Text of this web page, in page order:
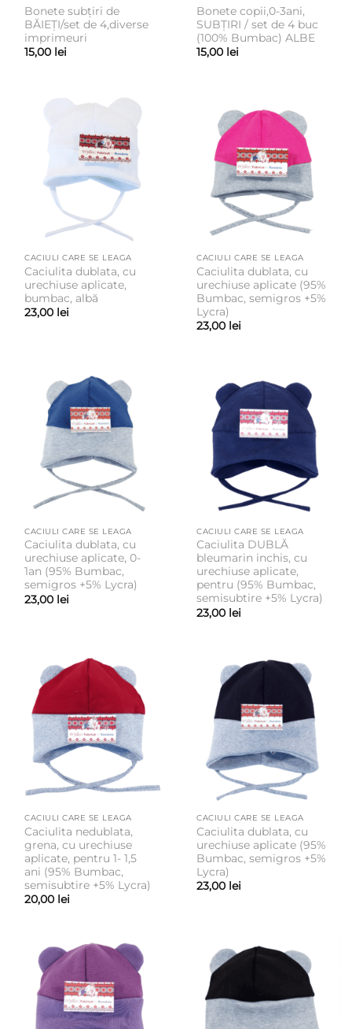
Bonete subțiri de
BĂIEȚI/set de 4,diverse
imprimeuri
15,00 lei
Bonete copii,0-3ani,
SUBȚIRI / set de 4 buc
(100% Bumbac) ALBE
15,00 lei
CACIULI CARE SE LEAGA
Caciulita dublata, cu
urechiuse aplicate,
bumbac, albă
23,00 lei
CACIULI CARE SE LEAGA
Caciulita dublata, cu
urechiuse aplicate (95%
Bumbac, semigros +5%
Lycra)
23,00 lei
CACIULI CARE SE LEAGA
Caciulita dublata, cu
urechiuse aplicate, 0-
1an (95% Bumbac,
semigros +5% Lycra)
23,00 lei
CACIULI CARE SE LEAGA
Caciulita DUBLĂ
bleumarin inchis, cu
urechiuse aplicate,
pentru (95% Bumbac,
semisubtire +5% Lycra)
23,00 lei
CACIULI CARE SE LEAGA
Caciulita nedublata,
grena, cu urechiuse
aplicate, pentru 1- 1,5
ani (95% Bumbac,
semisubtire +5% Lycra)
20,00 lei
CACIULI CARE SE LEAGA
Caciulita dublata, cu
urechiuse aplicate (95%
Bumbac, semigros +5%
Lycra)
23,00 lei